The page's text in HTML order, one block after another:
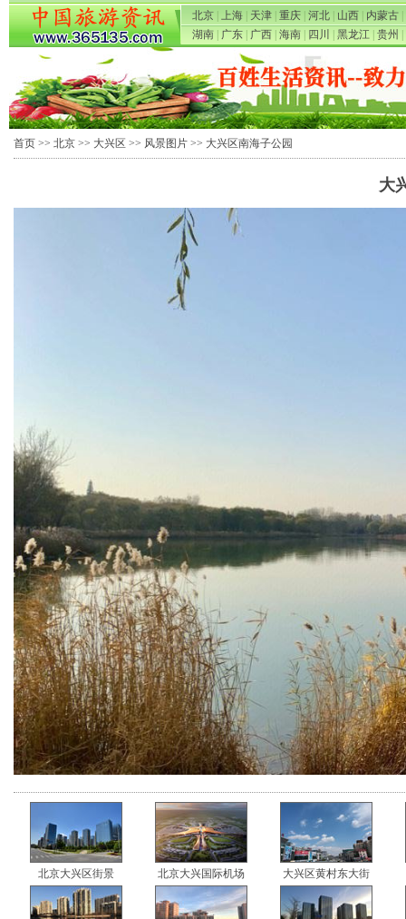
北京 上海 天津 重庆 河北 山西 内蒙古
湖南
广东 广西 海南 四川 黑龙江 贵州
首页 >> 北京 >> 大兴区 >> 风景图片 >> 大兴区南海子公园
大
北京大兴区街景 北京大兴国际机场 大兴区黄村东大街